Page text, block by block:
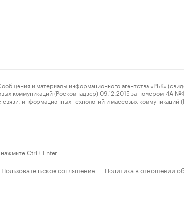
и материалы информационного агентства «РБК»
коммуникаций (Роскомнадзор) 09.12.2015 за номером ИА
информационных технологий и массовых
Ctrl + Enter
Пользовательское соглашение · Политика в отношении